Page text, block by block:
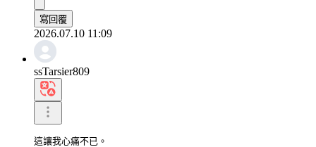
寫回覆
2026.07.10 11:09
ssTarsier809
這讓我心痛不已。